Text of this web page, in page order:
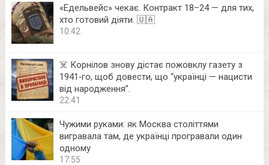
«Едельвейс» чекає. Контракт 18–24 — для тих,
хто готовий діяти. 🇺🇦
10:42
☠️ Корнілов знову дістає пожовклу газету з
1941‑го, щоб довести, що “українці — нацисти
від народження”.
22:41
Чужими руками: як Москва століттями
вигравала там, де українці програвали один
одному
17:55